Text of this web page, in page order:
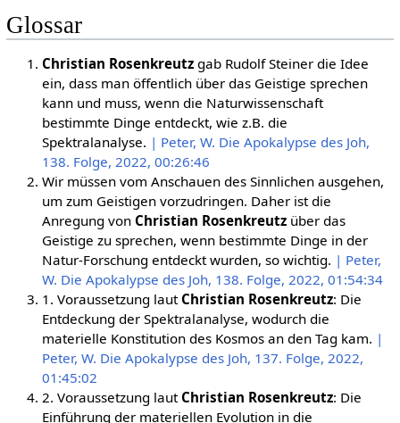
Glossar
Christian Rosenkreutzgab Rudolf Steiner die Idee
ein, dass man öffentlich über das Geistige sprechen
kann und muss, wenn die Naturwissenschaft
bestimmte Dinge entdeckt, wie z.B. die
Spektralanalyse. | Peter, W. Die Apokalypse des Joh,
138. Folge, 2022, 00:26:46
Wir müssen vom Anschauen des Sinnlichen ausgehen,
um zum Geistigen vorzudringen. Daher ist die
Anregung von Christian Rosenkreutzüber das
Geistige zu sprechen, wenn bestimmte Dinge in der
Natur-Forschung entdeckt wurden, so wichtig. | Peter,
W. Die Apokalypse des Joh, 138. Folge, 2022, 01:54:34
1. Voraussetzung laut Christian Rosenkreutz: Die
Entdeckung der Spektralanalyse, wodurch die
materielle Konstitution des Kosmos an den Tag kam. |
Peter, W. Die Apokalypse des Joh, 137. Folge, 2022,
01:45:02
2. Voraussetzung laut Christian Rosenkreutz: Die
Einführung der materiellen Evolution in die